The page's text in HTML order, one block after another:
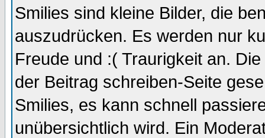
Smilies sind kleine Bilder, die
auszudrücken. Es werden nur
Freude und :( Traurigkeit an.
der Beitrag schreiben-Seite
Smilies, es kann schnell
unübersichtlich wird. Ein